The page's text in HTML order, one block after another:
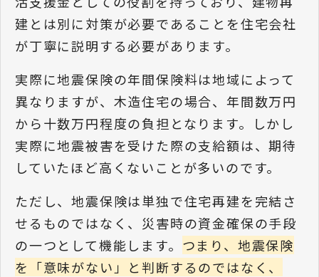
建とは別に対策が必要であることを住宅会社
が丁寧に説明する必要があります。
実際に地震保険の年間保険料は地域によって
異なりますが、木造住宅の場合、年間数万円
から十数万円程度の負担となります。しかし
実際に地震被害を受けた際の支給額は、期待
していたほど高くないことが多いのです。
ただし、地震保険は単独で住宅再建を完結さ
せるものではなく、災害時の資金確保の手段
の一つとして機能します。 つまり、地震保険
を「意味がない」と判断するのではなく、